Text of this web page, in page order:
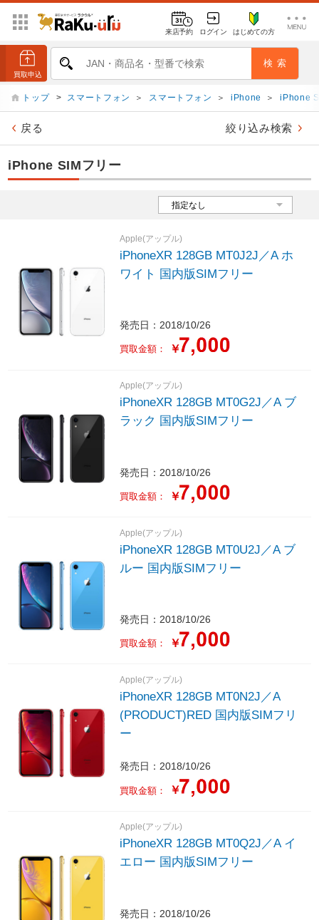
来店予約 ログイン はじめての方
トップ > スマートフォン ＞ スマートフォン ＞ iPhone ＞ iPhone
戻る 絞り込み検索
iPhone SIMフリー
Apple(アップル)
iPhoneXR 128GB MT0J2J／A ホ
ワイト 国内版SIMフリー
発売日：2018/10/26
買取金額： ￥
Apple(アップル)
iPhoneXR 128GB MT0G2J／A ブ
ラック 国内版SIMフリー
発売日：2018/10/26
買取金額： ￥
Apple(アップル)
iPhoneXR 128GB MT0U2J／A ブ
ルー 国内版SIMフリー
発売日：2018/10/26
買取金額： ￥
Apple(アップル)
iPhoneXR 128GB MT0N2J／A
(PRODUCT)RED 国内版SIMフリ
ー
発売日：2018/10/26
買取金額： ￥
Apple(アップル)
iPhoneXR 128GB MT0Q2J／A イ
エロー 国内版SIMフリー
発売日：2018/10/26